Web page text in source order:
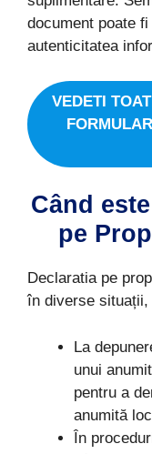
document poate
autenticitatea
VEDETI
Când
pe
Declaratia pe
în diverse
La
unui
pentru a
anumită
În